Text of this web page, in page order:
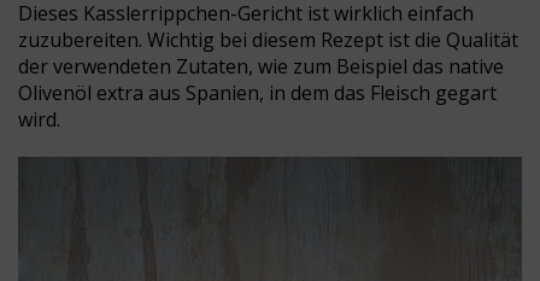
Dieses Kasslerrippchen-Gericht ist wirklich einfach
zuzubereiten. Wichtig bei diesem Rezept ist die Qualität
der verwendeten Zutaten, wie zum Beispiel das native
Olivenöl extra aus Spanien, in dem das Fleisch gegart
wird.